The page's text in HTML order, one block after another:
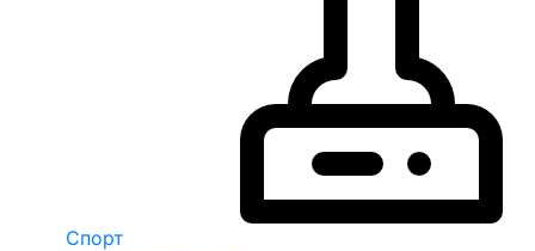
Спорт